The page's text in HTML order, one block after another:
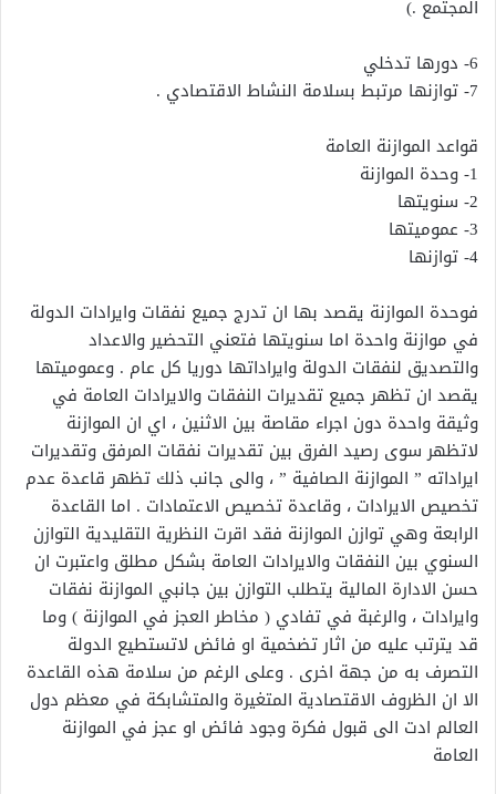
المجتمع .)
6- دورها تدخلي
7- توازنها مرتبط بسلامة النشاط الاقتصادي .
قواعد الموازنة العامة
1- وحدة الموازنة
2- سنويتها
3- عموميتها
4- توازنها
فوحدة الموازنة يقصد بها ان تدرج جميع نفقات وايرادات الدولة
في موازنة واحدة اما سنويتها فتعني التحضير والاعداد
والتصديق لنفقات الدولة وايراداتها دوريا كل عام . وعموميتها
يقصد ان تظهر جميع تقديرات النفقات والايرادات العامة في
وثيقة واحدة دون اجراء مقاصة بين الاثنين ، اي ان الموازنة
لاتظهر سوى رصيد الفرق بين تقديرات نفقات المرفق وتقديرات
ايراداته ” الموازنة الصافية ” ، والى جانب ذلك تظهر قاعدة عدم
تخصيص الايرادات ، وقاعدة تخصيص الاعتمادات . اما القاعدة
الرابعة وهي توازن الموازنة فقد اقرت النظرية التقليدية التوازن
السنوي بين النفقات والايرادات العامة بشكل مطلق واعتبرت ان
حسن الادارة المالية يتطلب التوازن بين جانبي الموازنة نفقات
وايرادات ، والرغبة في تفادي ( مخاطر العجز في الموازنة ) وما
قد يترتب عليه من اثار تضخمية او فائض لاتستطيع الدولة
التصرف به من جهة اخرى . وعلى الرغم من سلامة هذه القاعدة
الا ان الظروف الاقتصادية المتغيرة والمتشابكة في معظم دول
العالم ادت الى قبول فكرة وجود فائض او عجز في الموازنة
العامة